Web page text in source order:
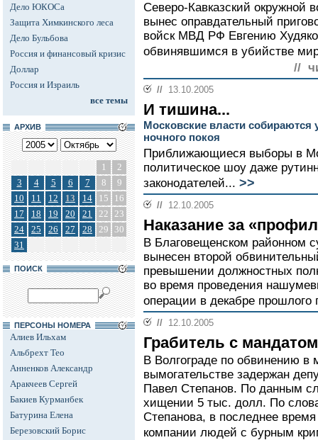
Дело ЮКОСа
Защита Химкинского леса
Дело Бульбова
Россия и финансовый кризис
Доллар
Россия и Израиль
все темы
АРХИВ
1
2
3
4 5 6 7 8
9
10
11 12 13 14 15
16
17
18 19 20 21 22 23
24
25 26 27 28 29
30
31
ПОИСК
ПЕРСОНЫ НОМЕРА
Алиев Ильхам
Альбрехт Тео
Анненков Александр
Аракчеев Сергей
Бакиев Курманбек
Батурина Елена
Березовский Борис
Северо-Кавказский окружной
вынес оправдательный
войск МВД РФ Евгению
обвинявшимся в убийстве
//
// 13.10.2005
И тишина...
Московские власти
ночного покоя
Приближающиеся выборы в
политическое шоу даже
законодателей... >>
// 12.10.2005
Наказание за
В Благовещенском районном
вынесен второй
превышении должностных
во время проведения
операции в декабре прошлого
// 12.10.2005
Грабитель с мандатом
В Волгограде по обвинению в
вымогательстве задержан
Павел Степанов. По данным
хищении 5 тыс. долл. По
Степанова, в последнее
компании людей с бурным